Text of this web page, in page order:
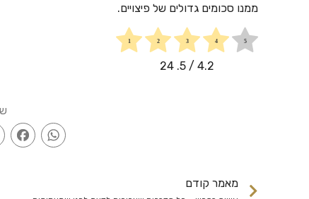
ממנו סכומים גדולים של פיצויים.
4.2
/ 5.
24
מאמר קודם